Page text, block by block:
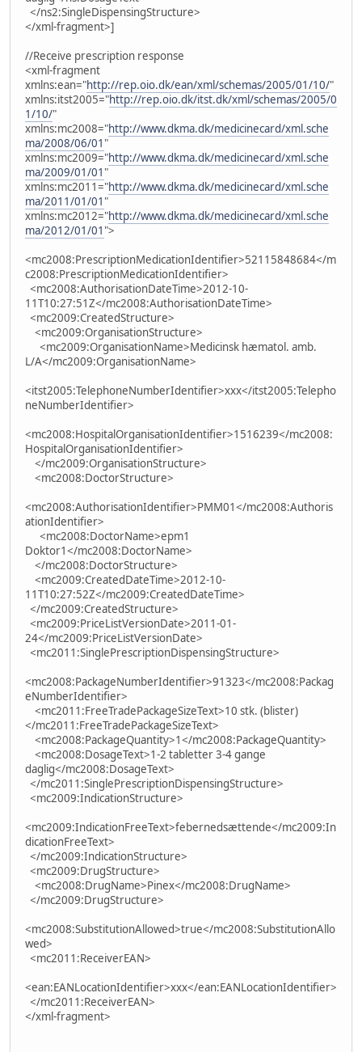
</ns2:SingleDispensingStructure>
</xml-fragment>]
//Receive prescription response
<xml-fragment
xmlns:ean="http://rep.oio.dk/ean/xml/schemas/2005/01/10/"
xmlns:itst2005="http://rep.oio.dk/itst.dk/xml/schemas/2005/0
1/10/"
xmlns:mc2008="http://www.dkma.dk/medicinecard/xml.sche
ma/2008/06/01 "
xmlns:mc2009="http://www.dkma.dk/medicinecard/xml.sche
ma/2009/01/01 "
xmlns:mc2011="http://www.dkma.dk/medicinecard/xml.sche
ma/2011/01/01 "
xmlns:mc2012="http://www.dkma.dk/medicinecard/xml.sche
ma/2012/01/01 ">
<mc2008:PrescriptionMedicationIdentifier>52115848684</m
c2008:PrescriptionMedicationIdentifier>
<mc2008:AuthorisationDateTime>2012-10-
11T10:27:51Z</mc2008:AuthorisationDateTime>
<mc2009:CreatedStructure>
<mc2009:OrganisationStructure>
<mc2009:OrganisationName>Medicinsk hæmatol. amb.
L/A</mc2009:OrganisationName>
<itst2005:TelephoneNumberIdentifier>xxx</itst2005:Telepho
neNumberIdentifier>
<mc2008:HospitalOrganisationIdentifier>1516239</mc2008:
HospitalOrganisationIdentifier>
</mc2009:OrganisationStructure>
<mc2008:DoctorStructure>
<mc2008:AuthorisationIdentifier>PMM01</mc2008:Authoris
ationIdentifier>
<mc2008:DoctorName>epm1
Doktor1</mc2008:DoctorName>
</mc2008:DoctorStructure>
<mc2009:CreatedDateTime>2012-10-
11T10:27:52Z</mc2009:CreatedDateTime>
</mc2009:CreatedStructure>
<mc2009:PriceListVersionDate>2011-01-
24</mc2009:PriceListVersionDate>
<mc2011:SinglePrescriptionDispensingStructure>
<mc2008:PackageNumberIdentifier>91323</mc2008:Packag
eNumberIdentifier>
<mc2011:FreeTradePackageSizeText>10 stk. (blister)
</mc2011:FreeTradePackageSizeText>
<mc2008:PackageQuantity>1</mc2008:PackageQuantity>
<mc2008:DosageText>1-2 tabletter 3-4 gange
daglig</mc2008:DosageText>
</mc2011:SinglePrescriptionDispensingStructure>
<mc2009:IndicationStructure>
<mc2009:IndicationFreeText>febernedsættende</mc2009:In
dicationFreeText>
</mc2009:IndicationStructure>
<mc2009:DrugStructure>
<mc2008:DrugName>Pinex</mc2008:DrugName>
</mc2009:DrugStructure>
<mc2008:SubstitutionAllowed>true</mc2008:SubstitutionAllo
wed>
<mc2011:ReceiverEAN>
<ean:EANLocationIdentifier>xxx</ean:EANLocationIdentifier>
</mc2011:ReceiverEAN>
</xml-fragment>